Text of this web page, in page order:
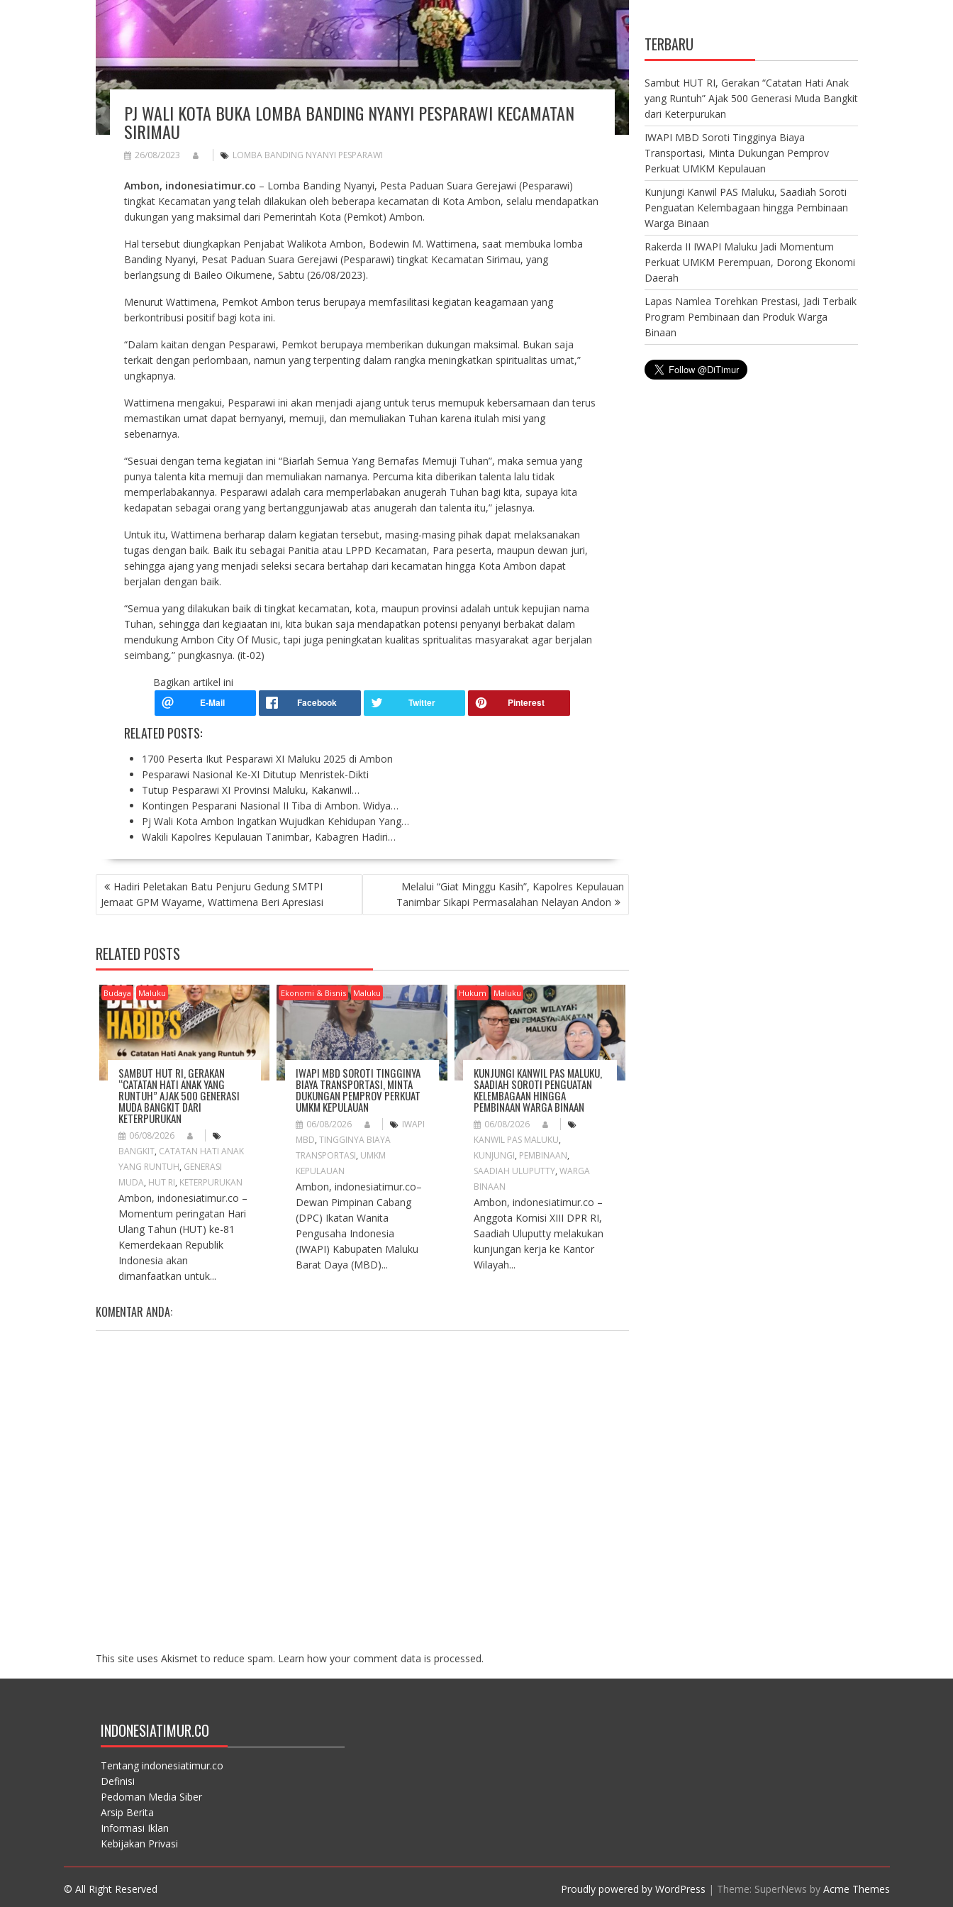
PJ WALI KOTA BUKA LOMBA BANDING NYANYI PESPARAWI KECAMATAN
SIRIMAU
26/08/2023 LOMBA BANDING NYANYI PESPARAWI
Ambon, indonesiatimur.co – Lomba Banding Nyanyi, Pesta Paduan Suara Gerejawi (Pesparawi)
tingkat Kecamatan yang telah dilakukan oleh beberapa kecamatan di Kota Ambon, selalu mendapatkan
dukungan yang maksimal dari Pemerintah Kota (Pemkot) Ambon.
Hal tersebut diungkapkan Penjabat Walikota Ambon, Bodewin M. Wattimena, saat membuka lomba
Banding Nyanyi, Pesat Paduan Suara Gerejawi (Pesparawi) tingkat Kecamatan Sirimau, yang
berlangsung di Baileo Oikumene, Sabtu (26/08/2023).
Menurut Wattimena, Pemkot Ambon terus berupaya memfasilitasi kegiatan keagamaan yang
berkontribusi positif bagi kota ini.
“Dalam kaitan dengan Pesparawi, Pemkot berupaya memberikan dukungan maksimal. Bukan saja
terkait dengan perlombaan, namun yang terpenting dalam rangka meningkatkan spiritualitas umat,”
ungkapnya.
Wattimena mengakui, Pesparawi ini akan menjadi ajang untuk terus memupuk kebersamaan dan terus
memastikan umat dapat bernyanyi, memuji, dan memuliakan Tuhan karena itulah misi yang
sebenarnya.
“Sesuai dengan tema kegiatan ini “Biarlah Semua Yang Bernafas Memuji Tuhan”, maka semua yang
punya talenta kita memuji dan memuliakan namanya. Percuma kita diberikan talenta lalu tidak
memperlabakannya. Pesparawi adalah cara memperlabakan anugerah Tuhan bagi kita, supaya kita
kedapatan sebagai orang yang bertanggunjawab atas anugerah dan talenta itu,” jelasnya.
Untuk itu, Wattimena berharap dalam kegiatan tersebut, masing-masing pihak dapat melaksanakan
tugas dengan baik. Baik itu sebagai Panitia atau LPPD Kecamatan, Para peserta, maupun dewan juri,
sehingga ajang yang menjadi seleksi secara bertahap dari kecamatan hingga Kota Ambon dapat
berjalan dengan baik.
“Semua yang dilakukan baik di tingkat kecamatan, kota, maupun provinsi adalah untuk kepujian nama
Tuhan, sehingga dari kegiaatan ini, kita bukan saja mendapatkan potensi penyanyi berbakat dalam
mendukung Ambon City Of Music, tapi juga peningkatan kualitas spritualitas masyarakat agar berjalan
seimbang,” pungkasnya. (it-02)
Bagikan artikel ini
RELATED POSTS:
1700 Peserta Ikut Pesparawi XI Maluku 2025 di Ambon
Pesparawi Nasional Ke-XI Ditutup Menristek-Dikti
Tutup Pesparawi XI Provinsi Maluku, Kakanwil…
Kontingen Pesparani Nasional II Tiba di Ambon. Widya…
Pj Wali Kota Ambon Ingatkan Wujudkan Kehidupan Yang…
Wakili Kapolres Kepulauan Tanimbar, Kabagren Hadiri…
P
O
S
N
A
V
G
A
T
O
N
Hadiri Peletakan Batu Penjuru Gedung SMTPI
Jemaat GPM Wayame, Wattimena Beri Apresiasi
Melalui “Giat Minggu Kasih”, Kapolres Kepulauan
Tanimbar Sikapi Permasalahan Nelayan Andon
RELATED POSTS
Budaya Maluku
SAMBUT HUT RI, GERAKAN
“CATATAN HATI ANAK YANG
RUNTUH” AJAK 500 GENERASI
MUDA BANGKIT DARI
KETERPURUKAN
06/08/2026
BANGKIT, CATATAN HATI ANAK
YANG RUNTUH, GENERASI
MUDA, HUT RI, KETERPURUKAN
Ambon, indonesiatimur.co –
Momentum peringatan Hari
Ulang Tahun (HUT) ke-81
Kemerdekaan Republik
Indonesia akan
dimanfaatkan untuk...
Ekonomi & Bisnis Maluku
IWAPI MBD SOROTI TINGGINYA
BIAYA TRANSPORTASI, MINTA
DUKUNGAN PEMPROV PERKUAT
UMKM KEPULAUAN
06/08/2026
IWAPI
MBD,TINGGINYA BIAYA
TRANSPORTASI, UMKM
KEPULAUAN
Ambon, indonesiatimur.co–
Dewan Pimpinan Cabang
(DPC) Ikatan Wanita
Pengusaha Indonesia
(IWAPI) Kabupaten Maluku
Barat Daya (MBD)...
Hukum Maluku
KUNJUNGI KANWIL PAS MALUKU,
SAADIAH SOROTI PENGUATAN
KELEMBAGAAN HINGGA
PEMBINAAN WARGA BINAAN
06/08/2026
KANWIL PAS MALUKU,
KUNJUNGI, PEMBINAAN,
SAADIAH ULUPUTTY,WARGA
BINAAN
Ambon, indonesiatimur.co –
Anggota Komisi XIII DPR RI,
Saadiah Uluputty melakukan
kunjungan kerja ke Kantor
Wilayah...
KOMENTAR ANDA:
This site uses Akismet to reduce spam. Learn how your comment data is processed.
TERBARU
Sambut HUT RI, Gerakan “Catatan Hati Anak
yang Runtuh” Ajak 500 Generasi Muda Bangkit
dari Keterpurukan
IWAPI MBD Soroti Tingginya Biaya
Transportasi, Minta Dukungan Pemprov
Perkuat UMKM Kepulauan
Kunjungi Kanwil PAS Maluku, Saadiah Soroti
Penguatan Kelembagaan hingga Pembinaan
Warga Binaan
Rakerda II IWAPI Maluku Jadi Momentum
Perkuat UMKM Perempuan, Dorong Ekonomi
Daerah
Lapas Namlea Torehkan Prestasi, Jadi Terbaik
Program Pembinaan dan Produk Warga
Binaan
INDONESIATIMUR.CO
Tentang indonesiatimur.co
Definisi
Pedoman Media Siber
Arsip Berita
Informasi Iklan
Kebijakan Privasi
© All Right Reserved Proudly powered by WordPress | Theme: SuperNews by Acme Themes